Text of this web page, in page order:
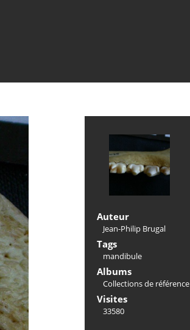
Auteur
Jean-Philip Brugal
Tags
mandibule
Albums
Collections de référence
Visites
33580